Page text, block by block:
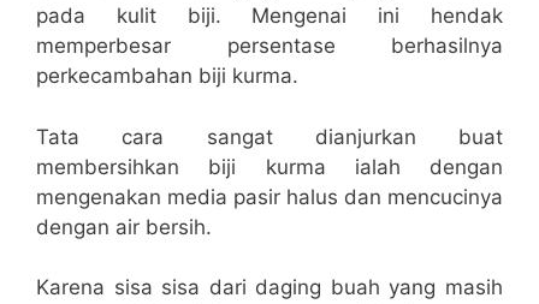
pada kulit biji. Mengenai ini hendak
memperbesar persentase berhasilnya
perkecambahan biji kurma.
Tata cara sangat dianjurkan buat
membersihkan biji kurma ialah dengan
mengenakan media pasir halus dan mencucinya
dengan air bersih.
Karena sisa sisa dari daging buah yang masih